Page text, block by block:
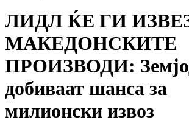
ЛИДЛ ЌЕ ГИ
МАКЕДОНСКИТЕ
ПРОИЗВОДИ:
добиваат шанса за
милионски извоз